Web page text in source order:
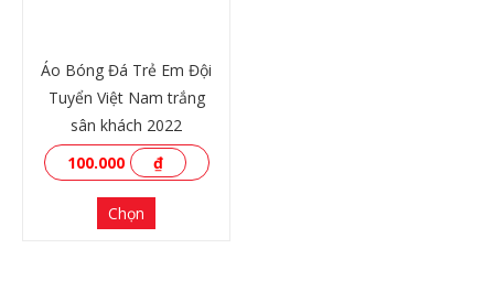
Áo Bóng Đá Trẻ Em Đội
Tuyển Việt Nam trắng
sân khách 2022
100.000
₫
Chọn